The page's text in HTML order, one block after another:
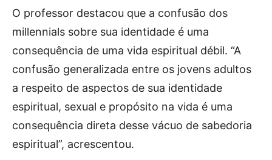
O professor destacou que a confusão dos
millennials sobre sua identidade é uma
consequência de uma vida espiritual débil. “A
confusão generalizada entre os jovens adultos
a respeito de aspectos de sua identidade
espiritual, sexual e propósito na vida é uma
consequência direta desse vácuo de sabedoria
espiritual”, acrescentou.